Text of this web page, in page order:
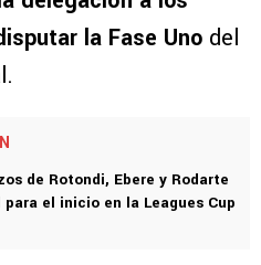
la Fase Uno del
de Rotondi, Ebere y Rodarte
para el inicio en la Leagues Cup